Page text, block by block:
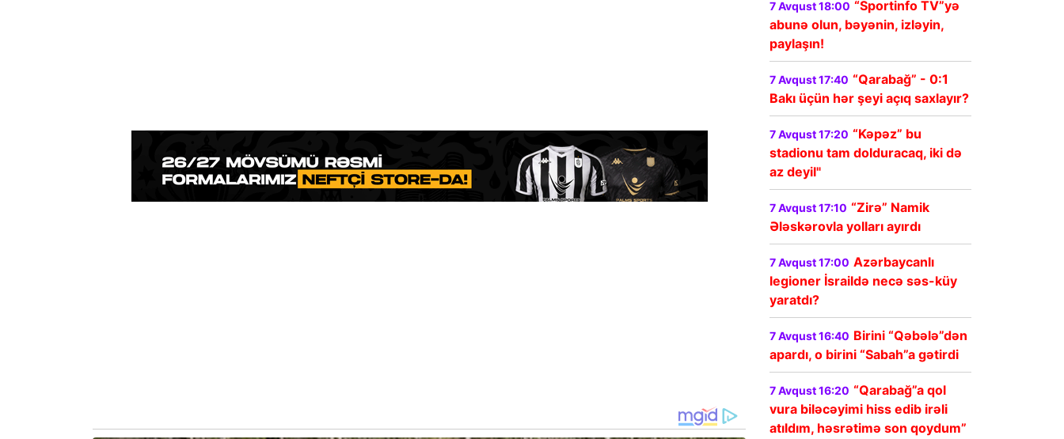
7 Avqust 18:00 “Sportinfo TV”yə
abunə olun, bəyənin, izləyin,
paylaşın!
7 Avqust 17:40 “Qarabağ” - 0:1
Bakı üçün hər şeyi açıq saxlayır?
7 Avqust 17:20 “Kəpəz” bu
stadionu tam dolduracaq, iki də
az deyil"
7 Avqust 17:10 “Zirə” Namik
Ələskərovla yolları ayırdı
7 Avqust 17:00 Azərbaycanlı
legioner İsraildə necə səs-küy
yaratdı?
7 Avqust 16:40 Birini “Qəbələ”dən
apardı, o birini “Sabah”a gətirdi
7 Avqust 16:20 “Qarabağ”a qol
vura biləcəyimi hiss edib irəli
atıldım, həsrətimə son qoydum”